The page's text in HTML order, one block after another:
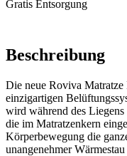
Gratis Entsorgung
Beschreibung
Die neue Roviva
einzigartigen
wird während des
die im Matratzenkern
Körperbewegung die
unangenehmer